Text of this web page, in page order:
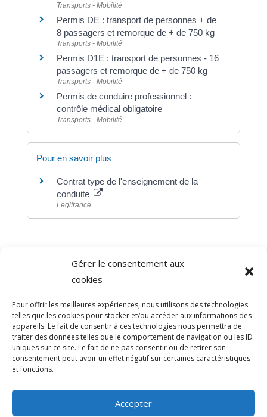
Gérer le consentement aux
cookies
Pour offrir les meilleures expériences, nous utilisons des technologies
telles que les cookies pour stocker et/ou accéder aux informations des
appareils. Le fait de consentir à ces technologies nous permettra de
traiter des données telles que le comportement de navigation ou les ID
uniques sur ce site. Le fait de ne pas consentir ou de retirer son
consentement peut avoir un effet négatif sur certaines caractéristiques
et fonctions.
Accepter
Transports - Mobilité
Permis DE : transport de personnes + de
8 passagers et remorque de + de 750 kg
Transports - Mobilité
Permis D1E : transport de personnes - 16
passagers et remorque de + de 750 kg
Transports - Mobilité
Permis de conduire professionnel :
contrôle médical obligatoire
Transports - Mobilité
Pour en savoir plus
Contrat type de l'enseignement de la
conduite
Legifrance
Direction de l'information légale et administrative
comarquage developpé par